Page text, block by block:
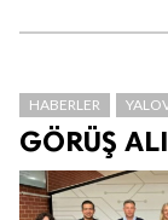
HABERLER
GÖRÜŞ